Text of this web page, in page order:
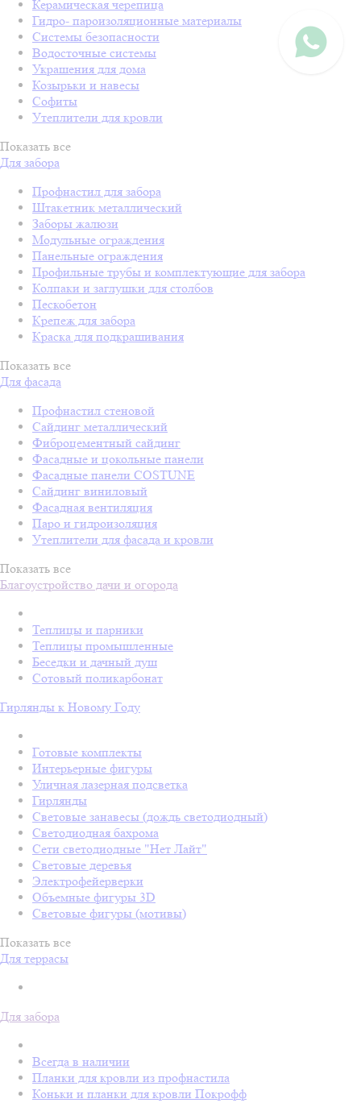
Керамическая черепица
Гидро- пароизоляционные материалы
Системы безопасности
Водосточные системы
Украшения для дома
Козырьки и навесы
Софиты
Утеплители для кровли
Показать все
Для забора
Профнастил для забора
Штакетник металлический
Заборы жалюзи
Модульные ограждения
Панельные ограждения
Профильные трубы и комплектующие для забора
Колпаки и заглушки для столбов
Пескобетон
Крепеж для забора
Краска для подкрашивания
Показать все
Для фасада
Профнастил стеновой
Сайдинг металлический
Фиброцементный сайдинг
Фасадные и цокольные панели
Фасадные панели COSTUNE
Сайдинг виниловый
Фасадная вентиляция
Паро и гидроизоляция
Утеплители для фасада и кровли
Показать все
Благоустройство дачи и огорода
Теплицы и парники
Теплицы промышленные
Беседки и дачный душ
Сотовый поликарбонат
Гирлянды к Новому Году
Готовые комплекты
Интерьерные фигуры
Уличная лазерная подсветка
Гирлянды
Световые занавесы (дождь светодиодный)
Светодиодная бахрома
Сети светодиодные "Нет Лайт"
Световые деревья
Электрофейерверки
Объемные фигуры 3D
Световые фигуры (мотивы)
Показать все
Для террасы
Для забора
Всегда в наличии
Планки для кровли из профнастила
Коньки и планки для кровли Покрофф